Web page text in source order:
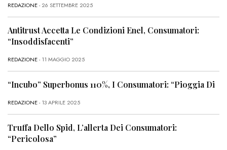
REDAZIONE- 26 SETTEMBRE 2025
Antitrust Accetta Le Condizioni Enel, Consumatori:
“Insoddisfacenti”
REDAZIONE- 11 MAGGIO 2025
“Incubo” Superbonus 110%, I Consumatori: “Pioggia Di
REDAZIONE- 13 APRILE 2025
Truffa Dello Spid, L’allerta Dei Consumatori:
“Pericolosa”